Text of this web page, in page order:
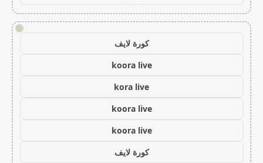
!
كورة لايف
koora live
kora live
koora live
koora live
كورة لايف